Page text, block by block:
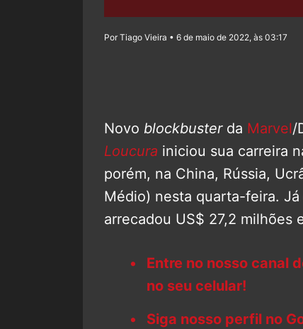
Por Tiago Vieira • 6 de maio de 2022, às 03:17
Novo blockbuster da Marvel/
Loucura iniciou sua carreira
porém, na China, Rússia,
Médio) nesta quarta-feira.
arrecadou US$ 27,2 milhões
Entre no nosso canal
no seu celular!
Siga nosso perfil no